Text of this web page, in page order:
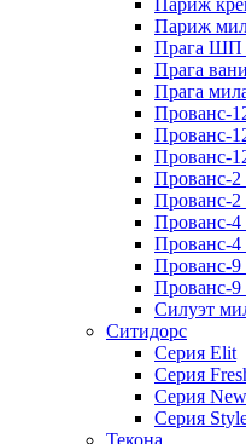
Париж
Париж
Прага ШП
Прага
Прага
Прованс-
Прованс-
Прованс-
Прованс-2
Прованс-2
Прованс-4
Прованс-4
Прованс-9
Прованс-9
Силуэт
Ситидорс
Серия Elit
Серия
Серия
Серия
Текона